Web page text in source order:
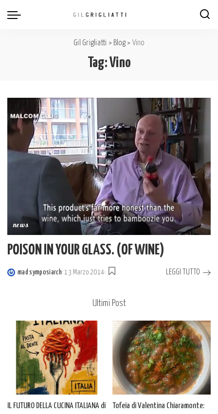
Gil Grigliatti > Blog > Vino
Tag:Vino
news
POISON IN YOUR GLASS. (OF WINE)
Posted
mad symposiarch 13 Marzo 2014 LEGGI TUTTO
Ultimi Post
IL FUTURO DELLA CUCINA ITALIANA di
Tofeia di Valentina Chiaramonte: